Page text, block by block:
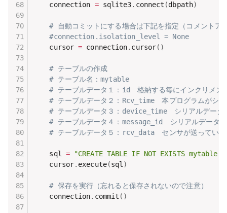
    connection
= sqlite3. connect (dbpath)
# 自動コミットにする場合は下記を指定（コメントア
#connection.isolation_level = None
    cursor
= connection. cursor( )
# テーブルの作成
# テーブル名：mytable
# テーブルデータ１：id　格納する毎にインクリメン
# テーブルデータ２：Rcv_time　本プログラムがシ
# テーブルデータ３：device_time　シリアルデータ
# テーブルデータ４：message_id　シリアルデータ
# テーブルデータ５：rcv_data　センサが送ってい
    sql
=
"CREATE TABLE IF NOT EXISTS
    cursor
. execute(sql )
# 保存を実行（忘れると保存されないので注意）
    connection
. commit ( )